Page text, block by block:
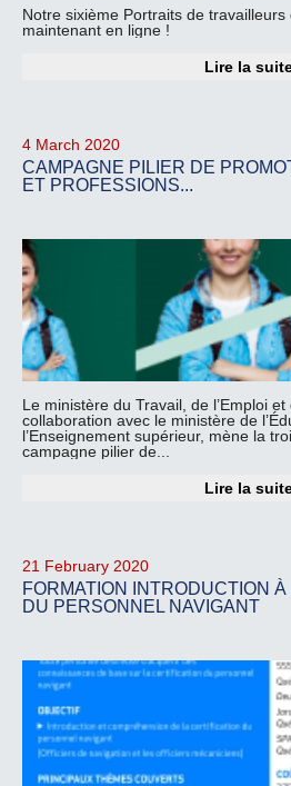
Notre sixième Portraits de
maintenant en ligne !
Lire la
4 March 2020
CAMPAGNE PILIER DE
ET PROFESSIONS...
Le ministère du Travail, de l’Emploi
collaboration avec le ministère de
l’Enseignement supérieur, mène la
campagne pilier de...
Lire la
21 February 2020
FORMATION INTRODUCTION
DU PERSONNEL NAVIGANT